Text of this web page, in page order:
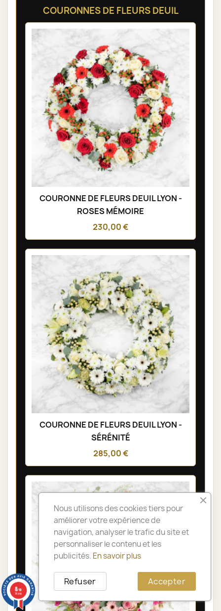
COURONNES DE FLEURS DEUIL
COURONNE DE FLEURS DEUIL LYON -
ROSES MÉMOIRE
230,00 €
COURONNE DE FLEURS DEUIL LYON -
SÉRÉNITÉ
285,00 €
Nous utilisons des cookies tiers pour
améliorer votre expérience de
navigation, analyser le trafic du site et
personnaliser le contenu et les
publicités. En savoir plus
Accepter
Refuser
8/10
14 avis